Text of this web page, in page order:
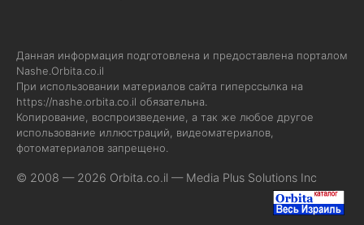
Данная информация подготовлена и предоставлена порталом
Nashe.Orbita.co.il
При использовании материалов сайта гиперссылка на
https://nashe.orbita.co.il обязательна.
Копирование, воспроизведение, а так же любое другое
использование иллюстраций, видеоматериалов,
фотоматериалов запрещено.
© 2008 — 2026 Orbita.co.il — Media Plus Solutions Inc